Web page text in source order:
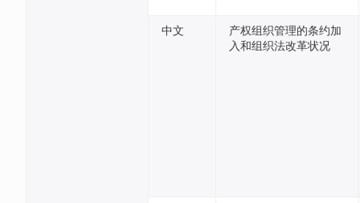
中文
产权组织管理的条约加
入和组织法改革状况